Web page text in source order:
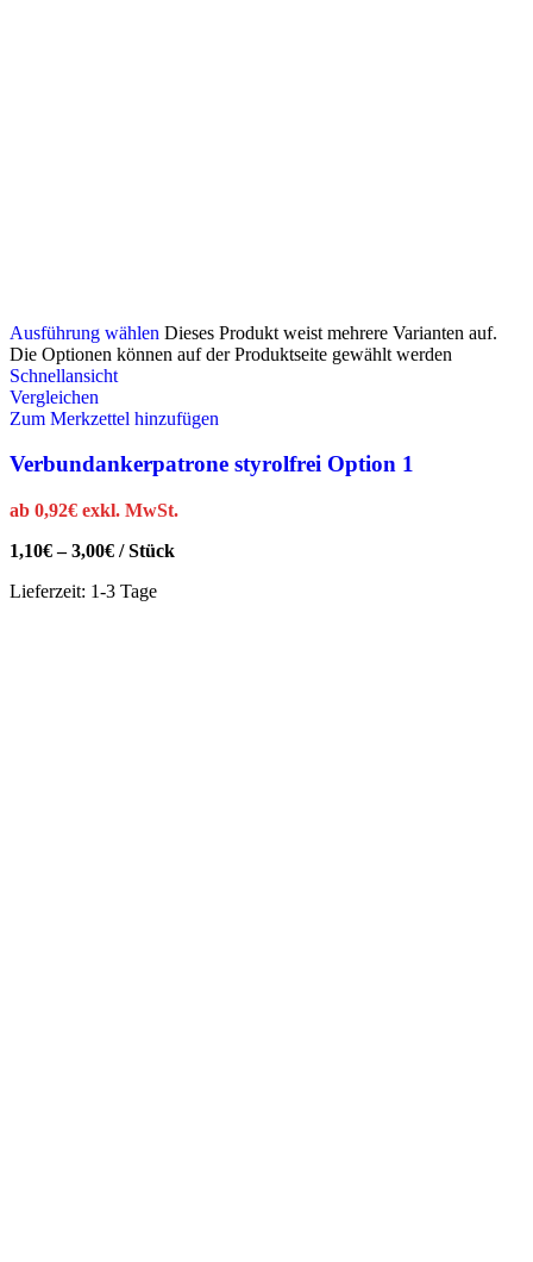
Ausführung wählen Dieses Produkt weist mehrere Varianten auf.
Die Optionen können auf der Produktseite gewählt werden
Schnellansicht
Vergleichen
Zum Merkzettel hinzufügen
Verbundankerpatrone styrolfrei Option 1
ab 0,92€ exkl. MwSt.
1,10€–3,00€ /Stück
Lieferzeit: 1-3 Tage